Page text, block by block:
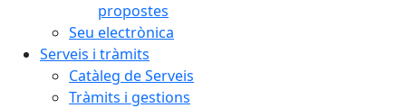
propostes
Seu electrònica
Serveis i tràmits
Catàleg de Serveis
Tràmits i gestions